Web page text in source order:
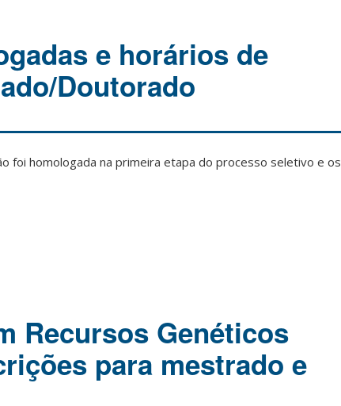
e horários de
Doutorado
foi homologada na primeira etapa do processo seletivo e os
Recursos Genéticos
para mestrado e